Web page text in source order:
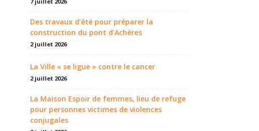
Des travaux d’été pour préparer la
construction du pont d’Achères
2 juillet 2026
La Ville « se ligue » contre le cancer
2 juillet 2026
La Maison Espoir de femmes, lieu de refuge
pour personnes victimes de violences
conjugales